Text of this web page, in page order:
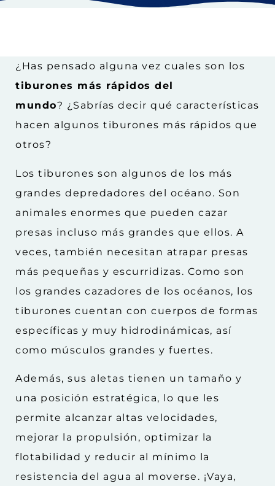
¿Has pensado alguna vez cuales son los
tiburones más rápidos del
mundo? ¿Sabrías decir qué características
hacen algunos tiburones más rápidos que
otros?
Los tiburones son algunos de los más
grandes depredadores del océano. Son
animales enormes que pueden cazar
presas incluso más grandes que ellos. A
veces, también necesitan atrapar presas
más pequeñas y escurridizas. Como son
los grandes cazadores de los océanos, los
tiburones cuentan con cuerpos de formas
específicas y muy hidrodinámicas, así
como músculos grandes y fuertes.
Además, sus aletas tienen un tamaño y
una posición estratégica, lo que les
permite alcanzar altas velocidades,
mejorar la propulsión, optimizar la
flotabilidad y reducir al mínimo la
resistencia del agua al moverse. ¡Vaya,